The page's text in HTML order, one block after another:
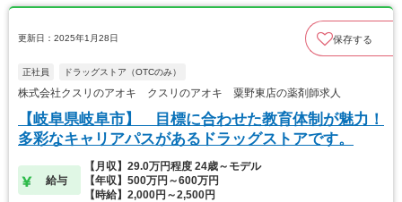
更新日：2025年1月28日 保存する
正社員 ドラッグストア（OTCのみ）
株式会社クスリのアオキ クスリのアオキ 粟野東店の薬剤師求人
【岐阜県岐阜市】 目標に合わせた教育体制が魅力！
多彩なキャリアパスがあるドラッグストアです。
給与
【月収】29.0万円程度 24歳～モデル
【年収】500万円～600万円
【時給】2,000円～2,500円